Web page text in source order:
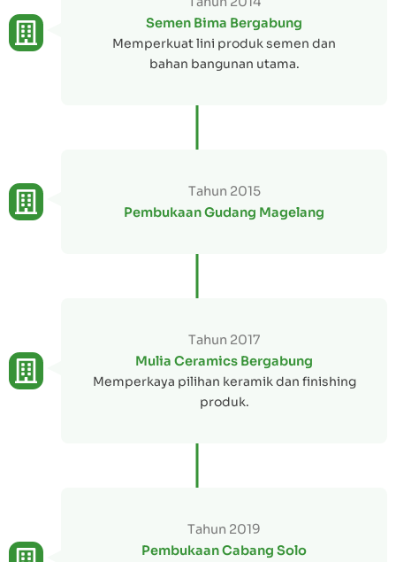
Semen Bima Bergabung
Memperkuat lini produk semen dan
bahan bangunan utama.
Tahun 2015
Pembukaan Gudang Magelang
Tahun 2017
Mulia Ceramics Bergabung
Memperkaya pilihan keramik dan finishing
produk.
Tahun 2019
Pembukaan Cabang Solo